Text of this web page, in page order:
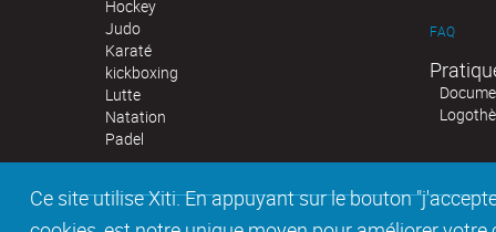
Ce site utilise Xiti. En appuyant sur le bouton
Hockey
Judo
Karaté
kickboxing
Lutte
Natation
Padel
FAQ